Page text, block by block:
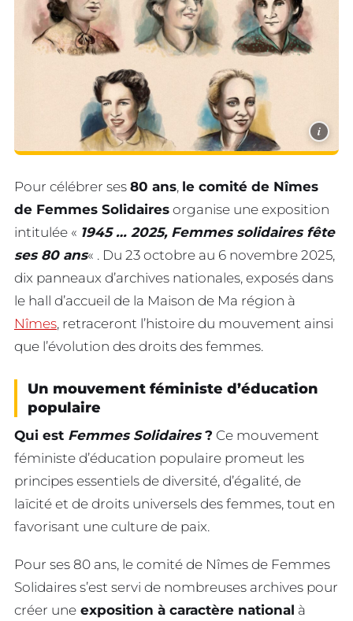
i
Pour célébrer ses 80 ans, le comité de Nîmes
de Femmes Solidaires organise une exposition
intitulée « 1945 … 2025, Femmes solidaires fête
ses 80 ans« . Du 23 octobre au 6 novembre 2025,
dix panneaux d’archives nationales, exposés dans
le hall d’accueil de la Maison de Ma région à
Nîmes, retraceront l’histoire du mouvement ainsi
que l’évolution des droits des femmes.
Un mouvement féministe d’éducation
populaire
Qui est Femmes Solidaires? Ce mouvement
féministe d’éducation populaire promeut les
principes essentiels de diversité, d’égalité, de
laïcité et de droits universels des femmes, tout en
favorisant une culture de paix.
Pour ses 80 ans, le comité de Nîmes de Femmes
Solidaires s’est servi de nombreuses archives pour
créer une exposition à caractère national à